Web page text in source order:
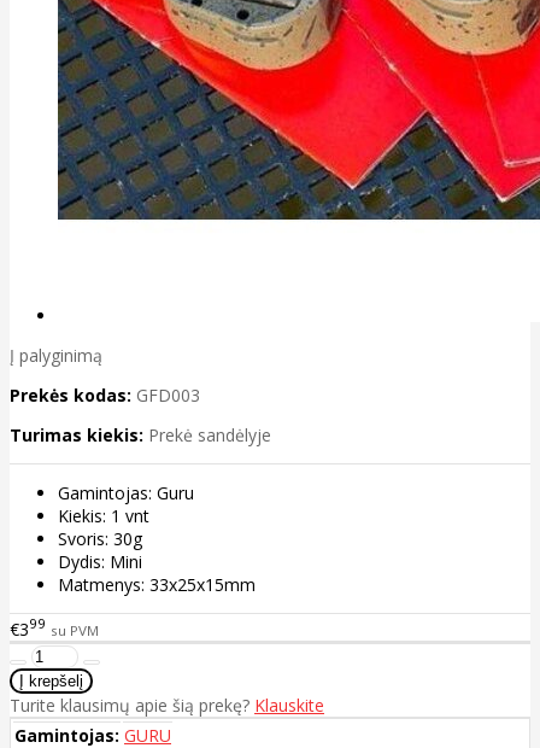
Į palyginimą
Prekės kodas: GFD003
Turimas kiekis: Prekė sandėlyje
Gamintojas: Guru
Kiekis: 1 vnt
Svoris: 30g
Dydis: Mini
Matmenys: 33x25x15mm
€399 su PVM
Turite klausimų apie šią prekę? Klauskite
Gamintojas: GURU